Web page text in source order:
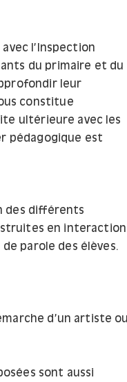
l’Inspection
du primaire et du
leur
constitue
ultérieure avec les
pédagogique est
des différents
en interaction
parole des élèves.
d’un artiste ou
sont aussi